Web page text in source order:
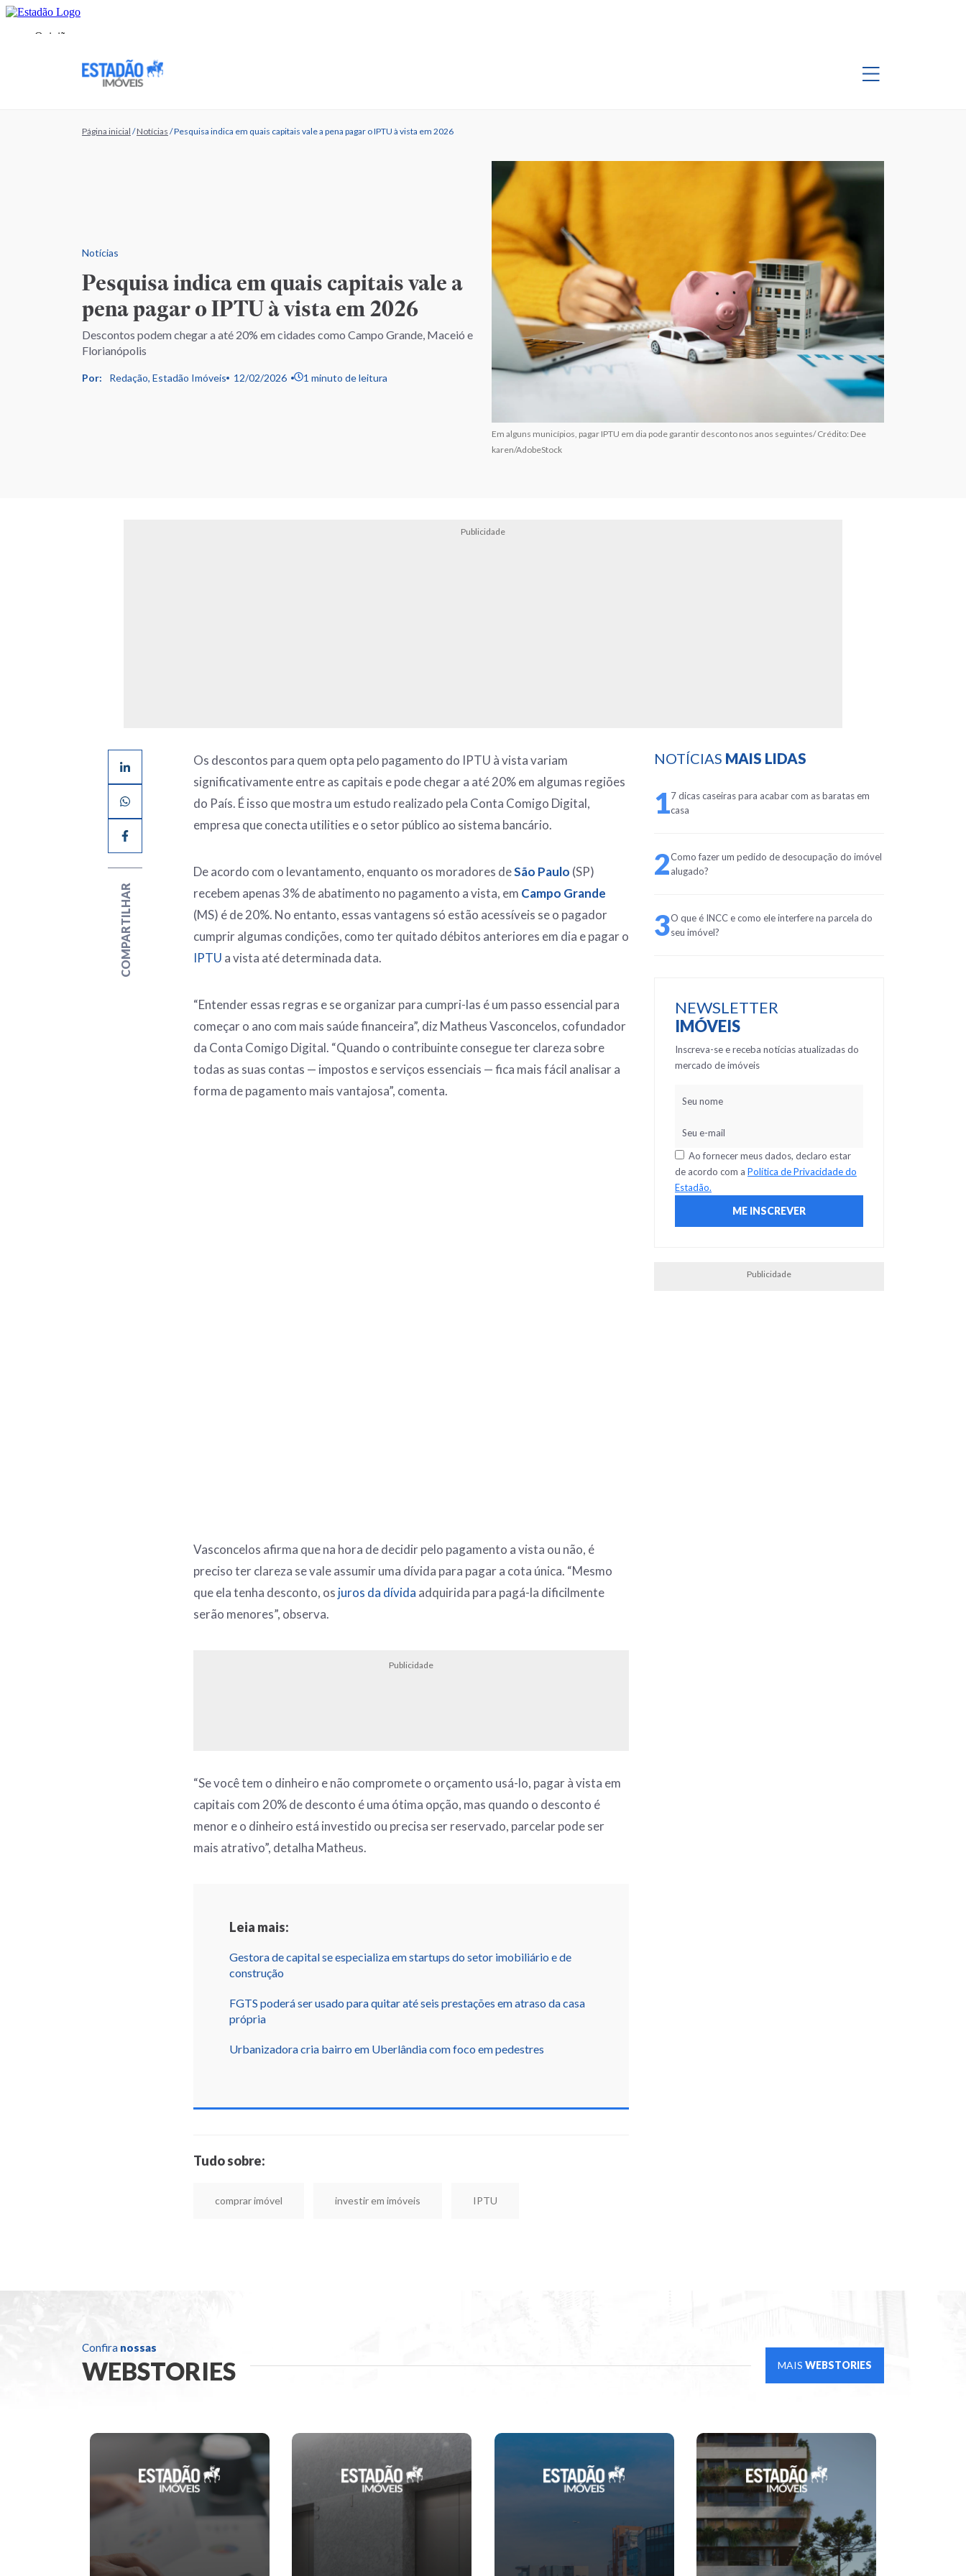
Página inicial /Notícias /Pesquisa indica em quais capitais vale a pena pagar o IPTU à vista em 2026
Notícias
Pesquisa indica em quais capitais vale a
pena pagar o IPTU à vista em 2026
Descontos podem chegar a até 20% em cidades como Campo Grande, Maceió e
Florianópolis
Por: Redação, Estadão Imóveis 12/02/2026 1 minuto de leitura
Em alguns municípios, pagar IPTU em dia pode garantir desconto nos anos seguintes/ Crédito: Dee
karen/AdobeStock
Publicidade
COMPARTILHAR
Os descontos para quem opta pelo pagamento do IPTU à vista variam
significativamente entre as capitais e pode chegar a até 20% em algumas regiões
do País. É isso que mostra um estudo realizado pela Conta Comigo Digital,
empresa que conecta utilities e o setor público ao sistema bancário.
De acordo com o levantamento, enquanto os moradores deSão Paulo (SP)
recebem apenas 3% de abatimento no pagamento a vista, em Campo Grande
(MS) é de 20%. No entanto, essas vantagens só estão acessíveis se o pagador
cumprir algumas condições, como ter quitado débitos anteriores em dia e pagar o
IPTU a vista até determinada data.
“Entender essas regras e se organizar para cumpri-las é um passo essencial para
começar o ano com mais saúde financeira”, diz Matheus Vasconcelos, cofundador
da Conta Comigo Digital. “Quando o contribuinte consegue ter clareza sobre
todas as suas contas — impostos e serviços essenciais — fica mais fácil analisar a
forma de pagamento mais vantajosa”, comenta.
Vasconcelos afirma que na hora de decidir pelo pagamento a vista ou não, é
preciso ter clareza se vale assumir uma dívida para pagar a cota única. “Mesmo
que ela tenha desconto, os juros da dívida adquirida para pagá-la dificilmente
serão menores”, observa.
Publicidade
“Se você tem o dinheiro e não compromete o orçamento usá-lo, pagar à vista em
capitais com 20% de desconto é uma ótima opção, mas quando o desconto é
menor e o dinheiro está investido ou precisa ser reservado, parcelar pode ser
mais atrativo”, detalha Matheus.
Leia mais:
Gestora de capital se especializa em startups do setor imobiliário e de
construção
FGTS poderá ser usado para quitar até seis prestações em atraso da casa
própria
Urbanizadora cria bairro em Uberlândia com foco em pedestres
Tudo sobre:
comprar imóvel investir em imóveis IPTU
NOTÍCIAS MAIS LIDAS
17 dicas caseiras para acabar com as baratas em
casa
2Como fazer um pedido de desocupação do imóvel
alugado?
3O que é INCC e como ele interfere na parcela do
seu imóvel?
NEWSLETTER
IMÓVEIS
Inscreva-se e receba notícias atualizadas do
mercado de imóveis
Ao fornecer meus dados, declaro estar
de acordo com a Política de Privacidade do
Estadão.
Publicidade
Confira nossas
WEBSTORIES MAIS WEBSTORIES